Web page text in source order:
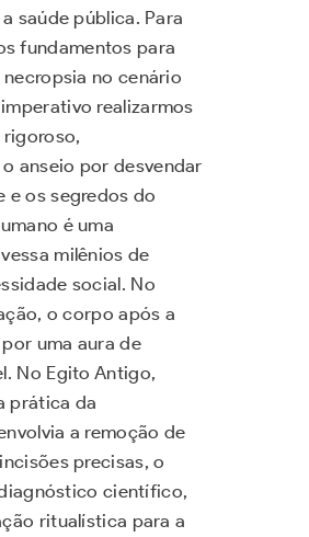
saúde pública. Para
fundamentos para
no cenário
realizarmos
anseio por desvendar
e os segredos do
é uma
milênios de
social. No
o corpo após a
uma aura de
No Egito Antigo,
prática da
a remoção de
precisas, o
científico,
ritualística para a